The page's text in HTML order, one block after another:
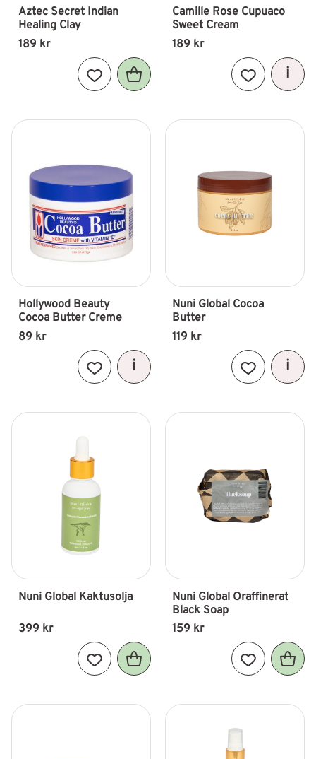
Aztec Secret Indian
Healing Clay
189 kr
Lägg till i favoriter
Camille Rose Cupuaco
Sweet Cream
189 kr
Lägg till i
Hollywood Beauty
Cocoa Butter Creme
89 kr
Lägg till i favoriter
Nuni Global Cocoa
Butter
119 kr
Lägg till i
Nuni Global Kaktusolja
399 kr
Lägg till i favoriter
Nuni Global Oraffinerat
Black Soap
159 kr
Lägg till i